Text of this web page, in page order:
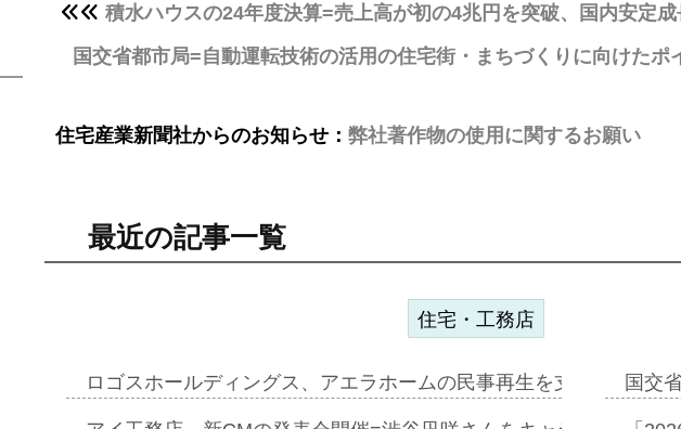
積水ハウスの24年度決算=売上高が初の4兆円を突破、国内安定
国交省都市局=自動運転技術の活用の住宅街・まちづくりに向けた
住宅産業新聞社からのお知らせ： 弊社著作物の使用に関するお願い
最近の記事一覧
住宅・工務店
ロゴスホールディングス、アエラホームの民事再生を支援=スポン
国交